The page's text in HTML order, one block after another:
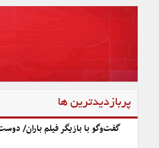
پربازدیدترین ها
گفت‌وگو با بازیگر فیلم باران/